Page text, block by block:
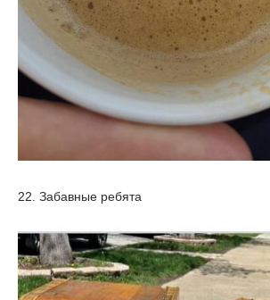
22. Забавные ребята